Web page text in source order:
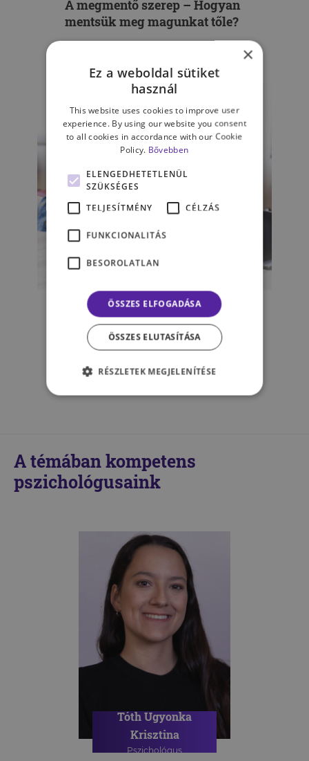
A megmentő szerep – Hogyan
mentsük meg magunkat tőle?
Minden, amit az
iskolapszichológiáról tudni
érdemes
SZAJLI CLAUDIA
A témában kompetens
pszichológusaink
Tóth Ugyonka
Krisztina
Pszichológus
×
Ez a weboldal sütiket
használ
This website uses cookies to improve user
experience. By using our website you consent
to all cookies in accordance with our Cookie
Policy. Bővebben
ELENGEDHETETLENÜL
SZÜKSÉGES
TELJESÍTMÉNY
CÉLZÁS
FUNKCIONALITÁS
BESOROLATLAN
ÖSSZES ELFOGADÁSA
ÖSSZES ELUTASÍTÁSA
RÉSZLETEK MEGJELENÍTÉSE